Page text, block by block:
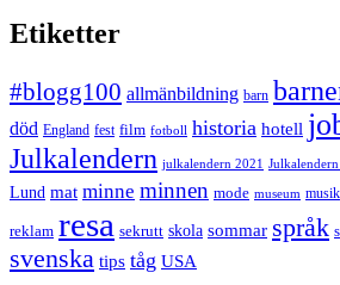
Etiketter
#blogg100 allmänbildning barn
död England fest film fotboll historia hotell
Julkalendern julkalendern 2021
Lund mat minne minnen mode museum musik
reklam resa sekrutt skola sommar språk
svenska tips tåg USA